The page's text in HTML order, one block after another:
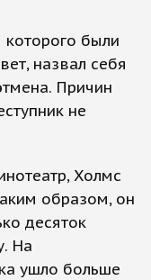
были
назвал себя
Причин
не
Холмс
образом, он
десяток
На
ушло больше